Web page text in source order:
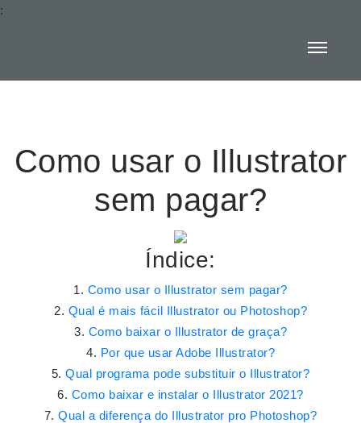
:
Como usar o Illustrator
sem pagar?
Índice:
Como usar o Illustrator sem pagar?
Qual é mais fácil Illustrator ou Photoshop?
Como baixar o Illustrator de graça?
Por que usar Adobe Illustrator?
Qual programa pode substituir o Illustrator?
Como baixar e instalar o Illustrator 2021?
Qual a diferença do Illustrator pro Photoshop?